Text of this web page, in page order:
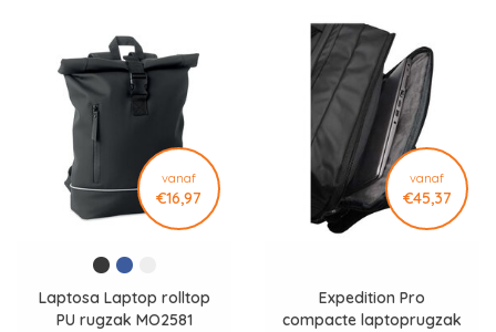
vanaf
€16,97
Laptosa Laptop rolltop
PU rugzak MO2581
vanaf
€45,37
Expedition Pro
compacte laptoprugzak